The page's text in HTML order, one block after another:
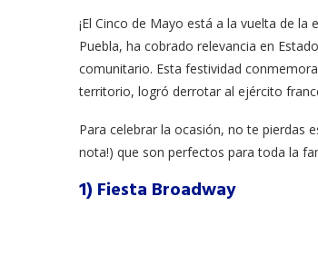
¡El Cinco de Mayo está a la vuelta de
Puebla, ha cobrado relevancia en
comunitario. Esta festividad
territorio, logró derrotar al ejército
Para celebrar la ocasión, no te pierdas
nota!) que son perfectos para toda la
1) Fiesta Broadway